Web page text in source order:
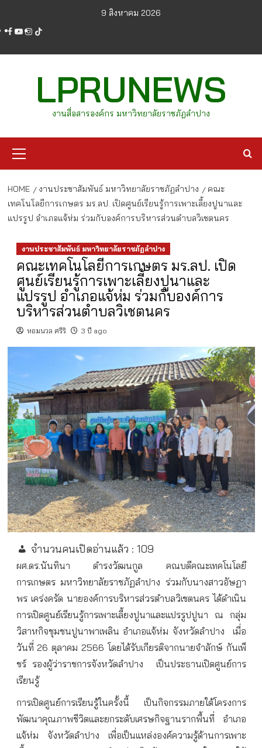
content
9 สิงหาคม 2026
facebook
youtube
instagram
tiktok
LPRUNEWS
งานสื่อสารองค์กร มหาวิทยาลัยราชภัฏลำปาง
Menu
HOME งานประชาสัมพันธ์ มหาวิทยาลัยราชภัฏลำปาง
คณะ
เทคโนโลยีการเกษตร มร.ลป. เปิดศูนย์เรียนรู้การเพาะเลี้ยงปูนาและ
แปรรูป อำเภอแจ้ห่ม ร่วมกับองค์การบริหารส่วนตำบลวิเชตนคร
งานประชาสัมพันธ์ มหาวิทยาลัยราชภัฏลำปาง
คณะเทคโนโลยีการเกษตร มร.ลป. เปิด
ศูนย์เรียนรู้การเพาะเลี้ยงปูนาและ
แปรรูป อำเภอแจ้ห่ม ร่วมกับองค์การ
บริหารส่วนตำบลวิเชตนคร
หอมนวล ศรีริ 3 ปี ago
จำนวนคนเปิดอ่านแล้ว : 109
ผศ.ดร.นันทินา ดำรงวัฒนกูล
คณบดีคณะเทคโนโลยี
การเกษตร มหาวิทยาลัยราชภัฏลำปาง ร่วมกับนางสาวอัษฏา
พร เคร่งครัด นายองค์การบริหารส่วรตำบลวิเชตนคร ได้ดำเนิน
การเปิดศูนย์เรียนรู้การเพาะเลี้ยงปูนาและแปรรูปปูนา ณ กลุ่ม
วิสาหกิจชุมชนปูนาพาเพลิน อำเภอแจ้ห่ม จังหวัดลำปาง
เมื่อ
วันที่ 26ตุลาคม 2566 โดยได้รับเกียรติจากนายจำลักษ์ กันเพ็
ชร์ รองผู้ว่าราชการจังหวัดลำปาง
เป็นประธานเปิดศูนย์การ
เรียนรู้
การเปิดศูนย์การเรียนรู้ในครั้งนี้
เป็นกิจกรรมภายใต้โครงการ
พัฒนาคุณภาพชีวิตและยกระดับเศรษกิจฐานรากพื้นที่
อำเภอ
แจ้ห่ม
จังหวัดลำปาง
เพื่อเป็นแหล่งองค์ความรู้ด้านการเพาะ